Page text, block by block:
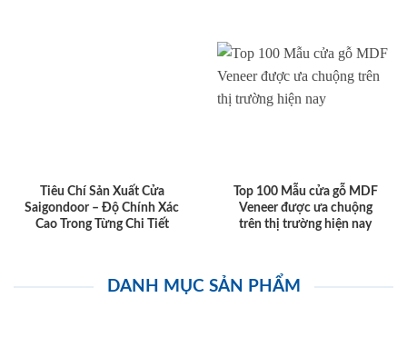
Tiêu Chí Sản Xuất Cửa
Saigondoor – Độ Chính Xác
Cao Trong Từng Chi Tiết
Top 100 Mẫu cửa gỗ MDF
Veneer được ưa chuộng
trên thị trường hiện nay
DANH MỤC SẢN PHẨM